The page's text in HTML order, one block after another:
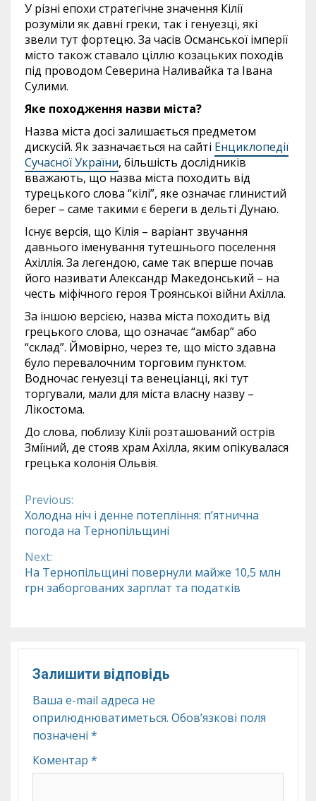
У різні епохи стратегічне значення Кілії
розуміли як давні греки, так і генуезці, які
звели тут фортецю. За часів Османської імперії
місто також ставало ціллю козацьких походів
під проводом Северина Наливайка та Івана
Сулими.
Яке походження назви міста?
Назва міста досі залишається предметом
дискусій. Як зазначається на сайті Енциклопедії
Сучасної України, більшість дослідників
вважають, що назва міста походить від
турецького слова “кілі”, яке означає глинистий
берег – саме такими є береги в дельті Дунаю.
Існує версія, що Кілія – варіант звучання
давнього іменування тутешнього поселення
Ахіллія. За легендою, саме так вперше почав
його називати Александр Македонський – на
честь міфічного героя Троянської війни Ахілла.
За іншою версією, назва міста походить від
грецького слова, що означає “амбар” або
“склад”. Ймовірно, через те, що місто здавна
було перевалочним торговим пунктом.
Водночас генуезці та венеціанці, які тут
торгували, мали для міста власну назву –
Лікостома.
До слова, поблизу Кілії розташований острів
Зміїний, де стояв храм Ахілла, яким опікувалася
грецька колонія Ольвія.
Continue
Reading
Previous:
Холодна ніч і денне потепління: п’ятнична
погода на Тернопільщині
Next:
На Тернопільщині повернули майже 10,5 млн
грн заборгованих зарплат та податків
Залишити відповідь
Ваша e-mail адреса не
оприлюднюватиметься. Обов’язкові поля
позначені *
Коментар *